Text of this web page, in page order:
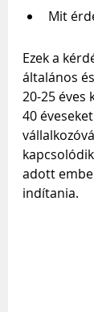
Mit
Ezek a
általános
20-25 éves
40
adott
indítania.